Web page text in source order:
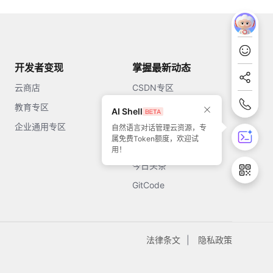
AI Shell
自然语言对话管理云资源，专
属免费Token额度，欢迎试
用！
开发者变现
云商店
教育专区
企业通用专区
掌握最新动态
CSDN专区
知乎
开源中国
今日头条
GitCode
法律条文 隐私政策